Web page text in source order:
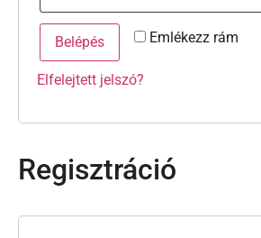
Emlékezz rám
Belépés
Elfelejtett jelszó?
Regisztráció